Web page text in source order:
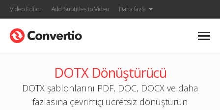
Video Editor Add Subtitles to Video Daha fazla
DOTX Dönüştürücü
DOTX şablonlarını PDF, DOC, DOCX ve daha
fazlasına çevrimiçi ücretsiz dönüştürün